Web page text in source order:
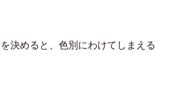
決めると、色別にわけてしまえる